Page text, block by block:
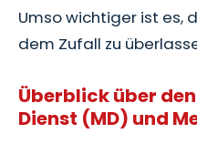
Umso wichtiger ist es,
dem Zufall zu
Überblick über
Dienst (MD) und